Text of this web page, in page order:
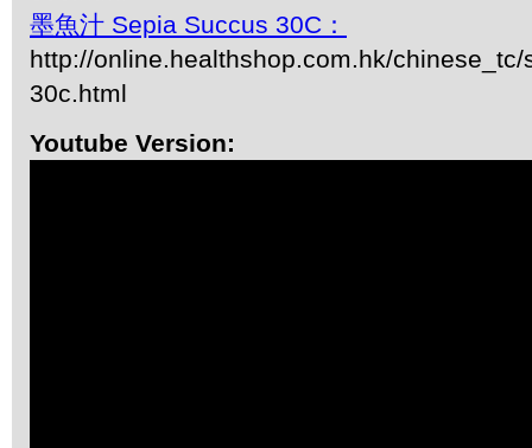
墨魚汁 Sepia Succus 30C：
http://online.healthshop.com.hk/
30c.html
Youtube Version: